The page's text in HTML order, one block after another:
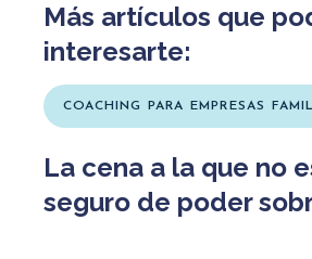
Más artículos que
interesarte:
COACHING PARA EMPRESAS
La cena a la que no
seguro de poder